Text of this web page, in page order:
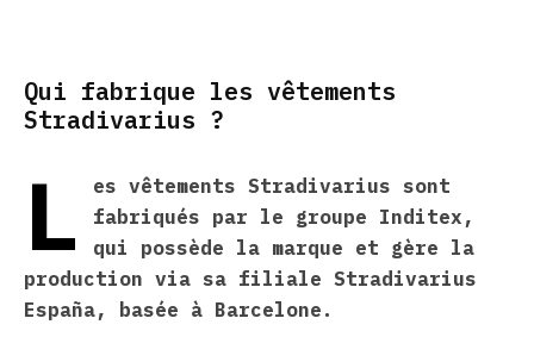
Qui fabrique les vêtements
Stradivarius ?
L
es vêtements Stradivarius sont
fabriqués par le groupe Inditex,
qui possède la marque et gère la
production via sa filiale Stradivarius
España, basée à Barcelone.